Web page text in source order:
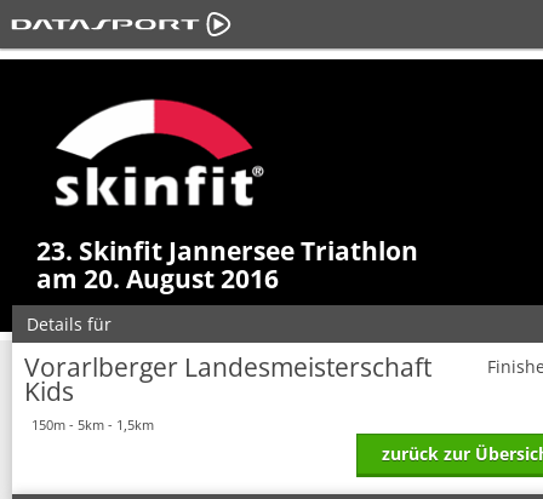
23. Skinfit Jannersee Triathlon
am 20. August 2016
Details für
Vorarlberger Landesmeisterschaft
Kids
150m - 5km - 1,5km
zurück zur